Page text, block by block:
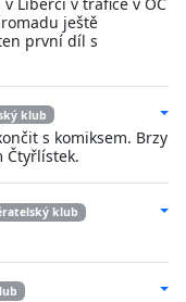
ještě
první díl s
klub
s komiksem. Brzy
Čtyřlístek.
klub